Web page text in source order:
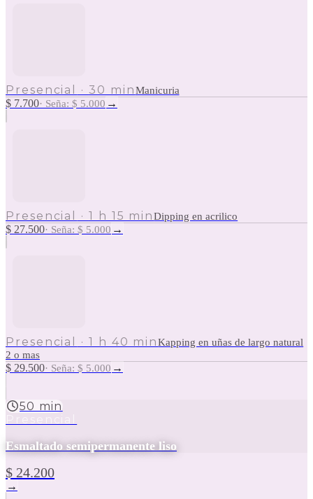
Presencial · 30 minManicuria
$ 7.700· Seña: $ 5.000 →
Presencial · 1 h 15 minDipping en acrilico
$ 27.500· Seña: $ 5.000 →
Presencial · 1 h 40 minKapping en uñas de largo natural
2 o mas
$ 29.500· Seña: $ 5.000 →
50 min
Esmaltado semipermanente liso
$ 24.200
→